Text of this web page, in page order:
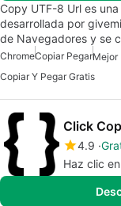
Copy UTF-8 Url es
desarrollada por
de Navegadores y se
ChromeCopiar Pegar
Copiar Y Pegar Gratis
Click
4.9
Haz clic